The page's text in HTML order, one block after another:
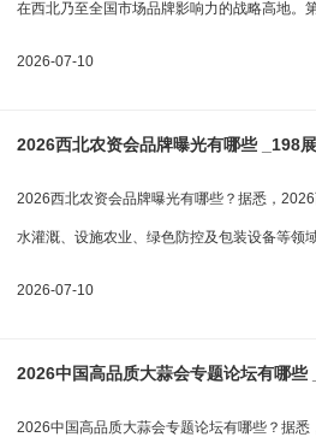
在西北乃至全国市场品牌影响力的战略高地。
2026-07-10
2026西北农资会品牌曝光有哪些 _198
2026西北农资会品牌曝光有哪些？据悉，
水灌溉、设施农业、绿色防控及包装设备等领
2026-07-10
2026中国高品质大蒜会专题论坛有哪些
2026中国高品质大蒜会专题论坛有哪些？据